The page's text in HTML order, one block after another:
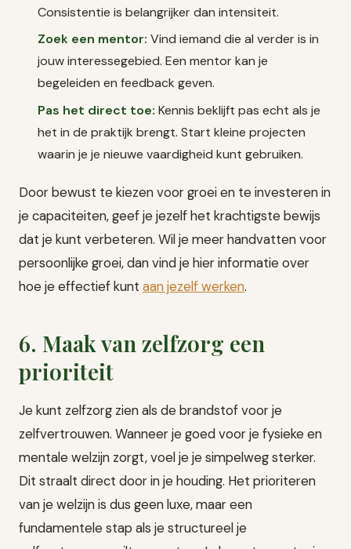
Consistentie is belangrijker dan intensiteit.
Zoek een mentor: Vind iemand die al verder is in
jouw interessegebied. Een mentor kan je
begeleiden en feedback geven.
Pas het direct toe: Kennis beklijft pas echt als je
het in de praktijk brengt. Start kleine projecten
waarin je je nieuwe vaardigheid kunt gebruiken.
Door bewust te kiezen voor groei en te investeren in
je capaciteiten, geef je jezelf het krachtigste bewijs
dat je kunt verbeteren. Wil je meer handvatten voor
persoonlijke groei, dan vind je hier informatie over
hoe je effectief kunt aan jezelf werken.
6. Maak van zelfzorg een
prioriteit
Je kunt zelfzorg zien als de brandstof voor je
zelfvertrouwen. Wanneer je goed voor je fysieke en
mentale welzijn zorgt, voel je je simpelweg sterker.
Dit straalt direct door in je houding. Het prioriteren
van je welzijn is dus geen luxe, maar een
fundamentele stap als je structureel je